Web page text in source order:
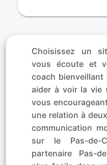
Choisissez un
vous écoute et
coach
aider à voir la vie
vous
une relation à
communication
sur le Pas-de-
partenaire Pas-